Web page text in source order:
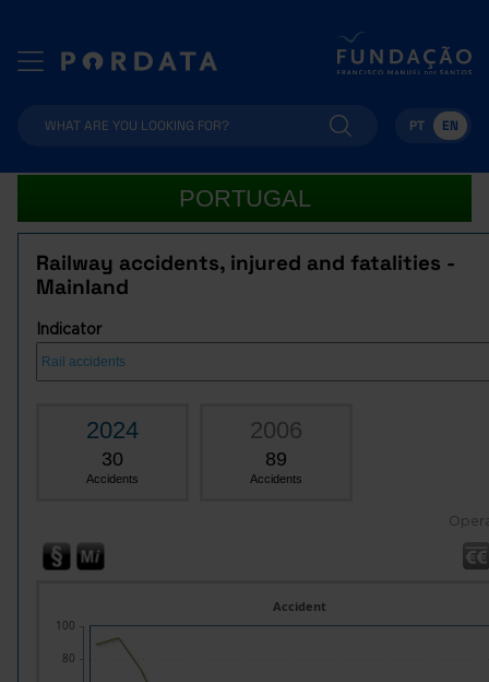
PT EN
PORTUGAL
Railway accidents, injured and fatalities -
Mainland
Indicator
2024
30
Accidents
2006
89
Accidents
Accident
80
100